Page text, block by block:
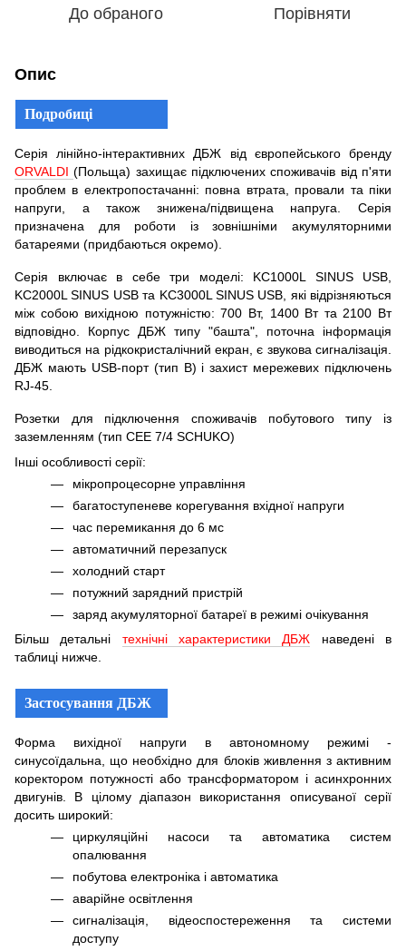
До обраного Порівняти
Опис
Подробиці
Серія лінійно-інтерактивних ДБЖ від європейського бренду
ORVALDI (Польща) захищає підключених споживачів від п'яти
проблем в електропостачанні: повна втрата, провали та піки
напруги, а також знижена/підвищена напруга. Серія
призначена для роботи із зовнішніми акумуляторними
батареями (придбаються окремо).
Серія включає в себе три моделі: KC1000L SINUS USB,
KC2000L SINUS USB та KC3000L SINUS USB, які відрізняються
між собою вихідною потужністю: 700 Вт, 1400 Вт та 2100 Вт
відповідно. Корпус ДБЖ типу "башта", поточна інформація
виводиться на рідкокристалічний екран, є звукова сигналізація.
ДБЖ мають USB-порт (тип B) і захист мережевих підключень
RJ-45.
Розетки для підключення споживачів побутового типу із
заземленням (тип CEE 7/4 SCHUKO)
Інші особливості серії:
мікропроцесорне управління
багатоступеневе корегування вхідної напруги
час перемикання до 6 мс
автоматичний перезапуск
холодний старт
потужний зарядний пристрій
заряд акумуляторної батареї в режимі очікування
Більш детальні технічні характеристики ДБЖ наведені в
таблиці нижче.
Застосування ДБЖ
Форма вихідної напруги в автономному режимі -
синусоїдальна, що необхідно для блоків живлення з активним
коректором потужності або трансформатором і асинхронних
двигунів. В цілому діапазон використання описуваної серії
досить широкий:
циркуляційні насоси та автоматика систем
опалювання
побутова електроніка і автоматика
аварійне освітлення
сигналізація, відеоспостереження та системи
доступу